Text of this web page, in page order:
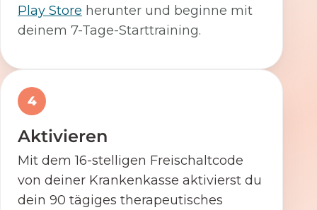
Play Store herunter und beginne mit
deinem 7-Tage-Starttraining.
4
Aktivieren
Mit dem 16-stelligen Freischaltcode
von deiner Krankenkasse aktivierst du
dein 90 tägiges therapeutisches